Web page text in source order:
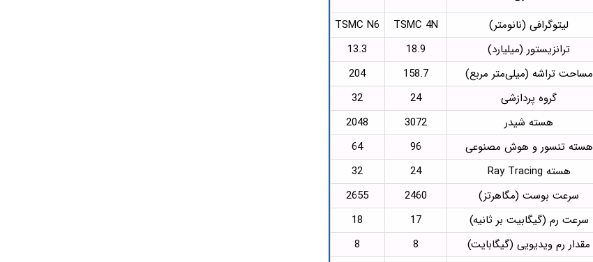
لیتوگرافی (نانومتر)
TSMC 4N
TSMC N6
ترانزیستور (میلیارد)
18.9
13.3
مساحت تراشه (میلی‌متر مربع)
158.7
204
گروه پردازشی
24
32
هسته شیدر
3072
2048
هسته تنسور و هوش مصنوعی
96
64
هسته Ray Tracing
24
32
سرعت بوست (مگاهرتز)
2460
2655
سرعت رم (گیگابیت بر ثانیه)
17
18
مقدار رم ویدیویی (گیگابایت)
8
8